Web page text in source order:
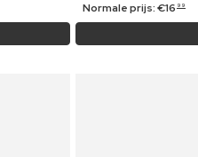
Normale prijs:€16 99